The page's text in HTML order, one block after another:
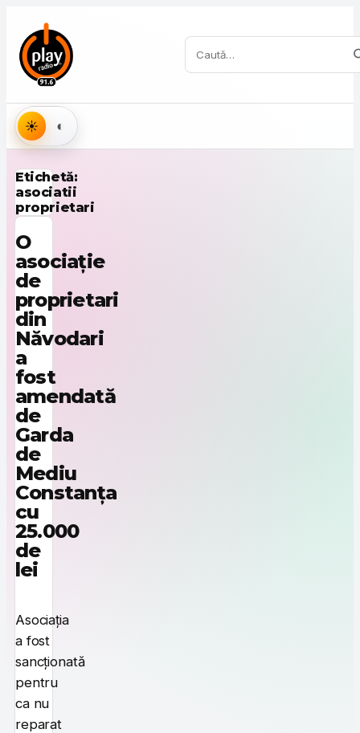
Caută:
Aspect
Etichetă:
asociatii
proprietari
O
asociație
de
proprietari
din
Năvodari
a
fost
amendată
de
Garda
de
Mediu
Constanța
cu
25.000
de
lei
Asociația
a fost
sancționată
pentru
ca nu
reparat